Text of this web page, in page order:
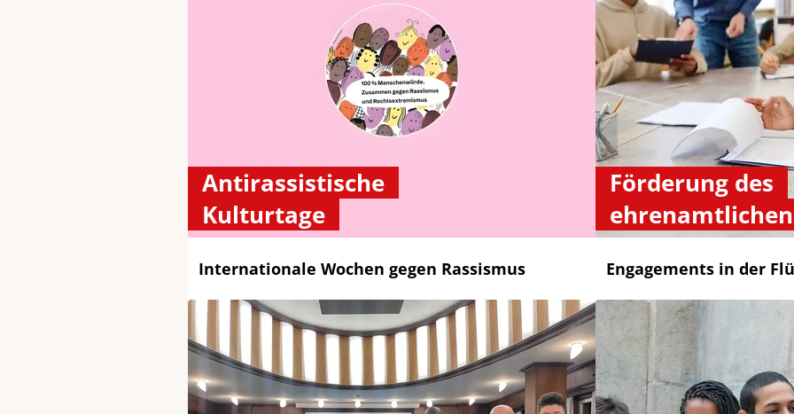
Antirassistische
Kulturtage
Internationale Wochen gegen Rassismus
Förderung des
Engagements in der